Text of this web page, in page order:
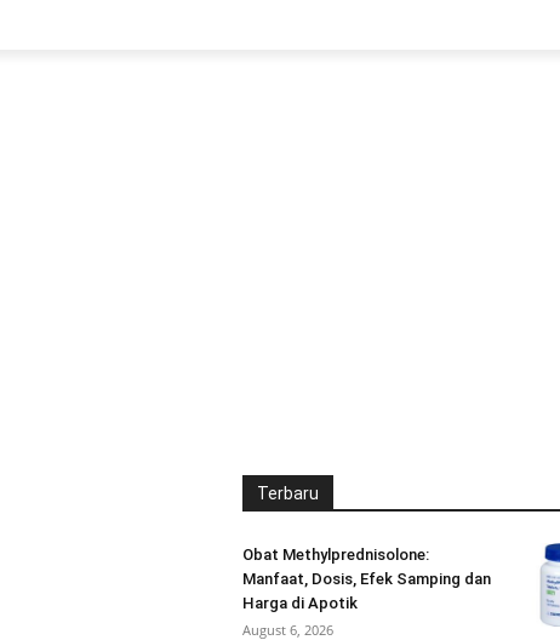
Terbaru
Obat Methylprednisolone:
Manfaat, Dosis, Efek Samping dan
Harga di Apotik
August 6, 2026